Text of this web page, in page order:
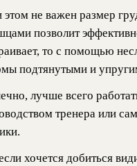
не важен размер
позволит
то с помощью
подтянутыми и
лучше всего
тренера или
хочется добиться